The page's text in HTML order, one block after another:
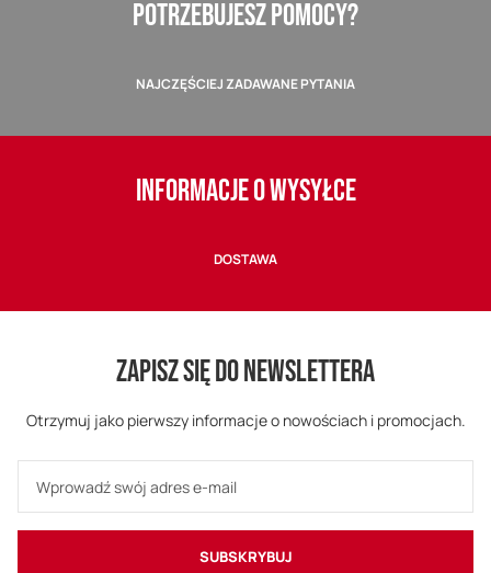
POTRZEBUJESZ POMOCY?
NAJCZĘŚCIEJ ZADAWANE PYTANIA
INFORMACJE O WYSYŁCE
DOSTAWA
ZAPISZ SIĘ DO NEWSLETTERA
Otrzymuj jako pierwszy informacje o nowościach i promocjach.
SUBSKRYBUJ